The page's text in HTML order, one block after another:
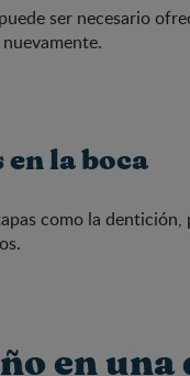
ser necesario
la boca
como la dentición,
en una